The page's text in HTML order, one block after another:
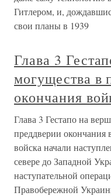
Гитлером, и,
свои планы в 1939
Глава 3
могущества в
окончания
Глава 3 Гестапо на
преддверии окончания
войска начали
севере до Западной
наступательной
Правобережной